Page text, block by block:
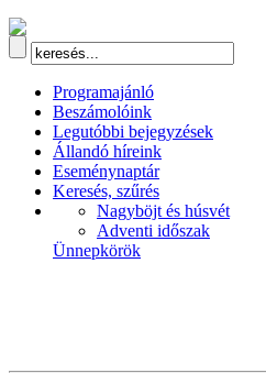
Programajánló
Beszámolóink
Legutóbbi bejegyzések
Állandó híreink
Eseménynaptár
Keresés, szűrés
Nagyböjt és húsvét
Adventi időszak
Ünnepkörök